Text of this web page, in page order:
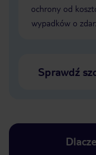
ochrony od
wypadków o
Sprawdź